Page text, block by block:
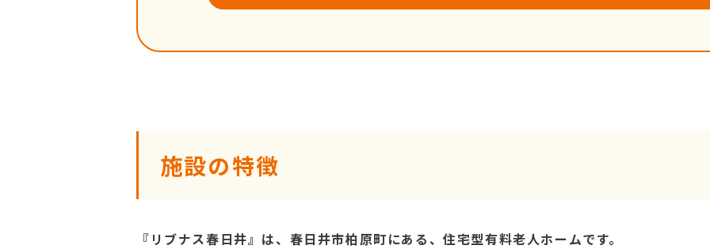
施設の特徴
『リブナス春日井』は、春日井市柏原町にある、住宅型有料老人ホームです。